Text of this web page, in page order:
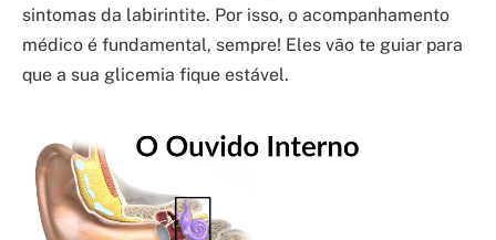
sintomas da labirintite. Por isso, o acompanhamento
médico é fundamental, sempre! Eles vão te guiar para
que a sua glicemia fique estável.